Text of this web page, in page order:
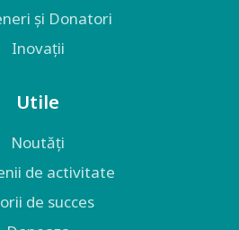
și Donatori
Inovații
Utile
Noutăți
de activitate
de succes